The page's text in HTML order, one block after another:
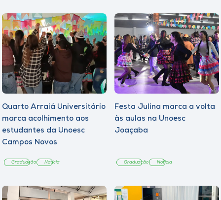
Quarto Arraiá Universitário
marca acolhimento aos
estudantes da Unoesc
Campos Novos
Graduação Notícia
Festa Julina marca a volta
às aulas na Unoesc
Joaçaba
Graduação Notícia